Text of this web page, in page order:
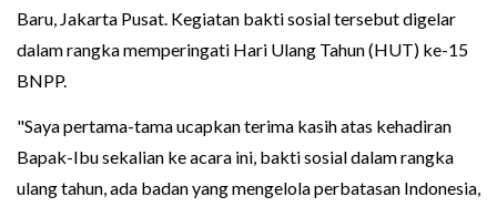
Baru, Jakarta Pusat. Kegiatan bakti sosial tersebut digelar
dalam rangka memperingati Hari Ulang Tahun (HUT) ke-15
BNPP.
"Saya pertama-tama ucapkan terima kasih atas kehadiran
Bapak-Ibu sekalian ke acara ini, bakti sosial dalam rangka
ulang tahun, ada badan yang mengelola perbatasan Indonesia,